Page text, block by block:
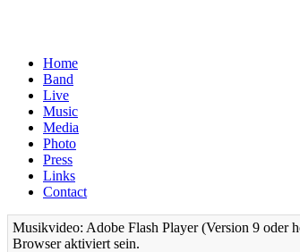
Home
Band
Live
Music
Media
Photo
Press
Links
Contact
Musikvideo: Adobe Flash Player (Version 9 oder
Browser aktiviert sein.